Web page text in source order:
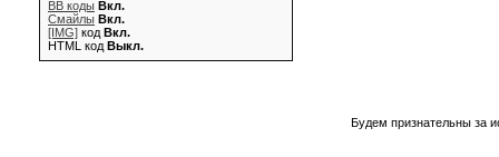
BB коды Вкл.
Смайлы Вкл.
[IMG] код Вкл.
HTML код Выкл.
Будем признательны за